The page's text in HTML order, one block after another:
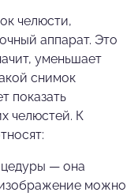
челюсти,
аппарат. Это
уменьшает
снимок
показать
челюстей. К
— она
можно